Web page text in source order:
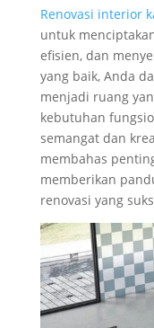
Renovasi interior
untuk
efisien, dan
yang baik, Anda
menjadi ruang
kebutuhan
semangat dan
membahas
memberikan
renovasi yang